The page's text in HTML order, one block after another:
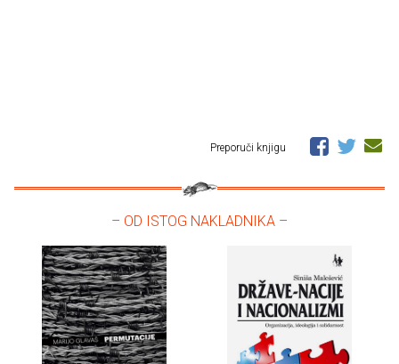
Preporuči knjigu
– OD ISTOG NAKLADNIKA –